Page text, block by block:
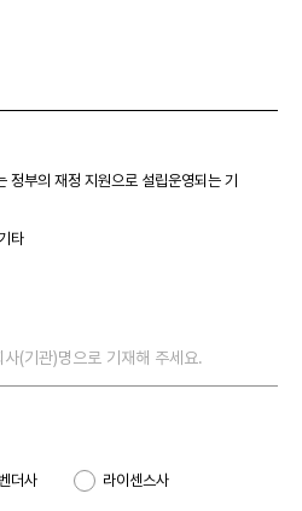
정부의 재정 지원으로 설립운영되는 기
타
(기관)명으로 기재해 주세요.
벤더사
라이센스사